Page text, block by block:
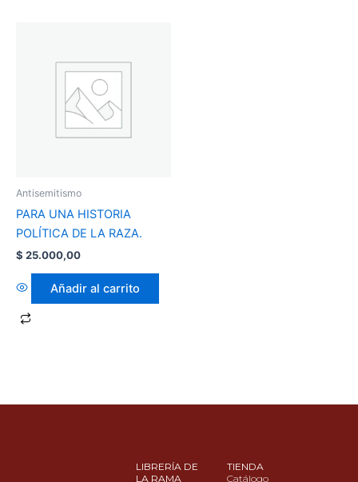
Antisemitismo
PARA UNA HISTORIA
POLÍTICA DE LA RAZA.
$ 25.000,00
Añadir al carrito
LIBRERÍA DE
LA RAMA
TIENDA
Catálogo